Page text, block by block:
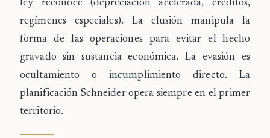
ley reconoce (depreciación acelerada, créditos,
regímenes especiales). La elusión manipula la
forma de las operaciones para evitar el hecho
gravado sin sustancia económica. La evasión es
ocultamiento o incumplimiento directo. La
planificación Schneider opera siempre en el primer
territorio.